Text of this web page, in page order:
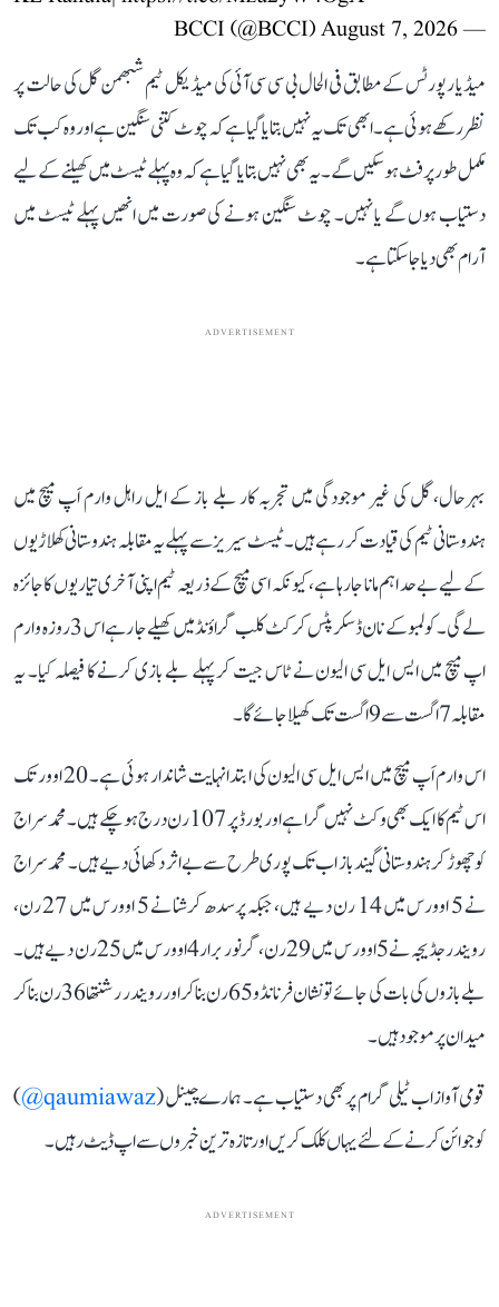
— BCCI (@BCCI)
August 7, 2026
میڈیا رپورٹس کے مطابق فی الحال بی سی سی آئی کی میڈیکل ٹیم شبھمن گل کی حالت پر
نظر رکھے ہوئی ہے۔ ابھی تک یہ نہیں بتایا گیا ہے کہ چوٹ کتنی سنگین ہے اور وہ کب تک
مکمل طور پر فٹ ہو سکیں گے۔ یہ بھی نہیں بتایا گیا ہے کہ وہ پہلے ٹیسٹ میں کھیلنے کے لیے
دستیاب ہوں گے یا نہیں۔ چوٹ سنگین ہونے کی صورت میں انھیں پہلے ٹیسٹ میں
آرام بھی دیا جا سکتا ہے۔
ADVERTISEMENT
بہرحال، گل کی غیر موجودگی میں تجربہ کار بلے باز کے ایل راہل وارم اَپ میچ میں
ہندوستانی ٹیم کی قیادت کر رہے ہیں۔ ٹیسٹ سیریز سے پہلے یہ مقابلہ ہندوستانی کھلاڑیوں
کے لیے بے حد اہم مانا جا رہا ہے، کیونکہ اسی میچ کے ذریعہ ٹیم اپنی آخری تیاریوں کا جائزہ
لے گی۔ کولمبو کے نان ڈسکرپٹس کرکٹ کلب گراؤنڈ میں کھیلے جا رہے اس 3 روزہ وارم
اپ میچ میں ایس ایل سی الیون نے ٹاس جیت کر پہلے بلے بازی کرنے کا فیصلہ کیا۔ یہ
مقابلہ 7 اگست سے 9 اگست تک کھیلا جائے گا۔
اس وارم اَپ میچ میں ایس ایل سی الیون کی ابتدا نہایت شاندار ہوئی ہے۔ 20 اوور تک
اس ٹیم کا ایک بھی وکٹ نہیں گرا ہے اور بورڈ پر 107 رن درج ہو چکے ہیں۔ محمد سراج
کو چھوڑ کر ہندوستانی گیندباز اب تک پوری طرح سے بے اثر دکھائی دیے ہیں۔ محمد سراج
نے 5 اوورس میں 14 رن دیے ہیں، جبکہ پرسدھ کرشنا نے 5 اوورس میں 27 رن،
رویندر جڈیجہ نے 5 اوورس میں 29 رن، گرنور برار 4 اوورس میں 25 رن دیے ہیں۔
بلے بازوں کی بات کی جائے تو نشان فرنانڈو 65 رن بنا کر اور رویندر رشنتھا 36 رن بنا کر
میدان پر موجود ہیں۔
قومی آواز اب ٹیلی گرام پر بھی دستیاب ہے۔ ہمارے چینل (qaumiawaz@
)
کو جوائن کرنے کے لئے یہاں کلک کریں اور تازہ ترین خبروں سے اپ ڈیٹ رہیں۔
ADVERTISEMENT